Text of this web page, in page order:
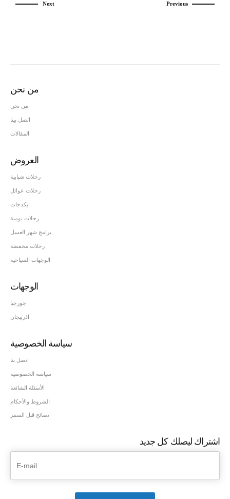
Previous
Next
من نحن
من نحن
اتصل بينا
المقالات
العروض
رحلات شبابية
رحلات عوائل
بكدجات
رحلات يومية
برامج شهر العسل
رحلات مخفضة
الوجهات السياحية
الوجهات
جورجيا
اذربيجان
سياسة الخصوصية
اتصل بنا
سياسة الخصوصية
الأسئلة الشائعة
الشروط والأحكام
نصائح قبل السفر
اشتراك ليصلك كل جديد